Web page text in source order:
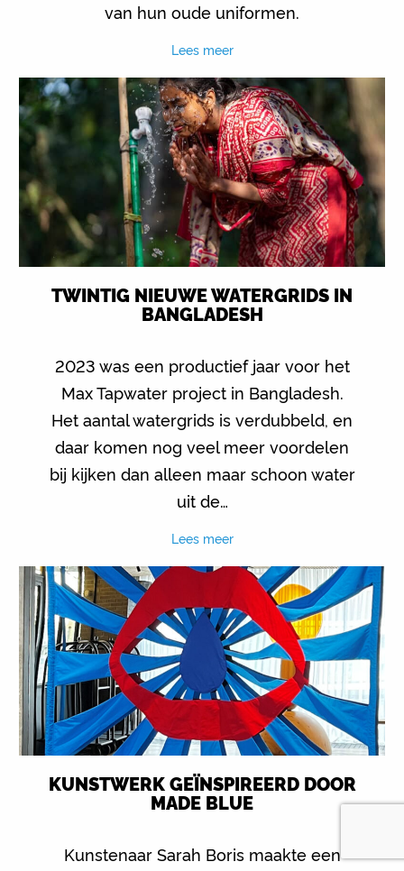
van hun oude uniformen.
Lees meer
TWINTIG NIEUWE WATERGRIDS IN
BANGLADESH
2023 was een productief jaar voor het
Max Tapwater project in Bangladesh.
Het aantal watergrids is verdubbeld, en
daar komen nog veel meer voordelen
bij kijken dan alleen maar schoon water
uit de…
Lees meer
KUNSTWERK GEÏNSPIREERD DOOR
MADE BLUE
Kunstenaar Sarah Boris maakte een